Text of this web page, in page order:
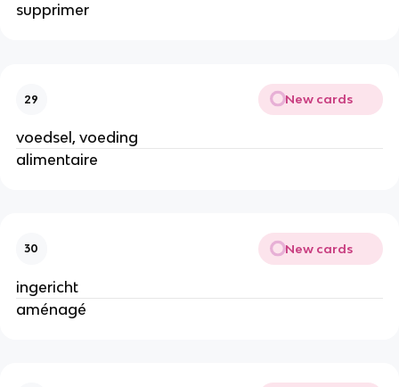
supprimer
29 New cards
voedsel, voeding
alimentaire
30 New cards
ingericht
aménagé